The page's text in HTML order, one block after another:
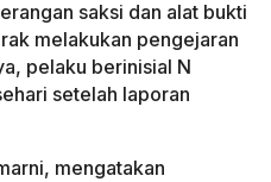
saksi dan alat bukti
melakukan pengejaran
pelaku berinisial N
setelah laporan
mengatakan